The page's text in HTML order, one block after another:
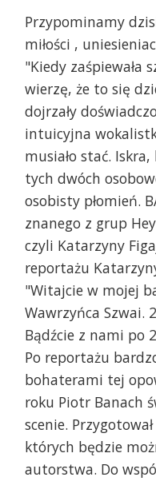
Przypominamy
miłości ,
"Kiedy zaśpiewała
wierzę, że to się
dojrzały
intuicyjna
musiało stać.
tych dwóch
osobisty płomień.
znanego z grup
czyli Katarzyny
reportażu
"Witajcie w mojej
Wawrzyńca Szwai.
Bądźcie z nami po
Po reportażu
bohaterami tej
roku Piotr Banach
scenie.
których będzie
autorstwa. Do